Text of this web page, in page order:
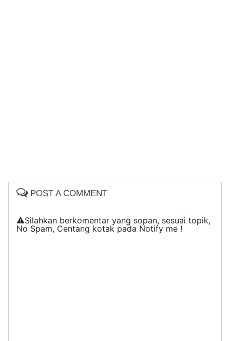
POST A COMMENT
⚠️Silahkan berkomentar yang sopan, sesuai topik,
No Spam, Centang kotak pada Notify me !